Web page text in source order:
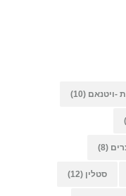
-ויטנאם (10)
(8)
סטלין (12)